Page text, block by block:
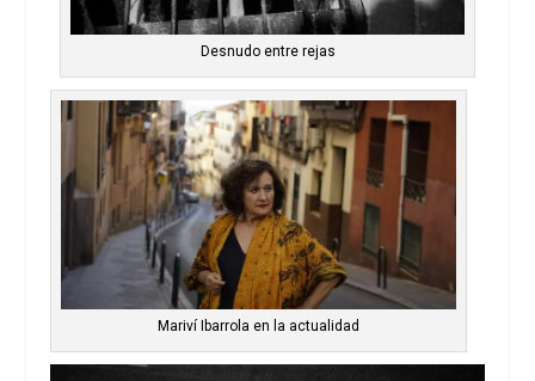
Desnudo entre rejas
Mariví Ibarrola en la actualidad